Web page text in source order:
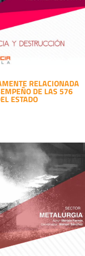
RELACIONADA
DE LAS 576
ESTADO